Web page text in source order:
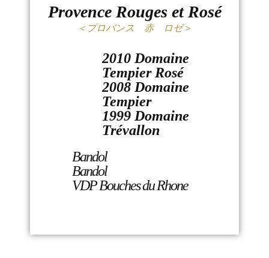
Provence Rouges et Rosé
＜プロバンス 赤 ロゼ＞
2010 Domaine
Tempier Rosé
2008 Domaine
Tempier
1999 Domaine
Trévallon
Bandol
Bandol
VDP Bouches du Rhone